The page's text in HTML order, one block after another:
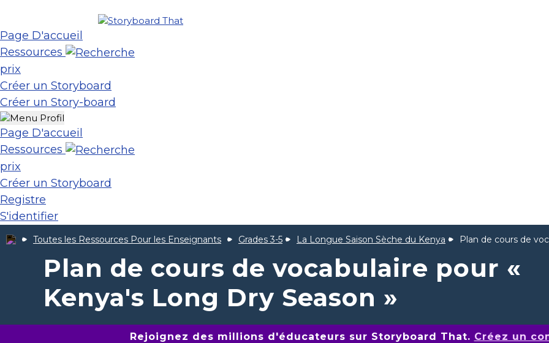
Page D'accueil
Ressources
prix
Créer un Storyboard
Créer un Story-board
Page D'accueil
Ressources
prix
Créer un Storyboard
Registre
S'identifier
Toutes les Ressources Pour les Enseignants Grades 3-5 La Longue Saison Sèche du Kenya Plan de cours de
Plan de cours de vocabulaire pour «
Kenya's Long Dry Season »
Rejoignez des millions d'éducateurs sur Storyboard That. Créez un